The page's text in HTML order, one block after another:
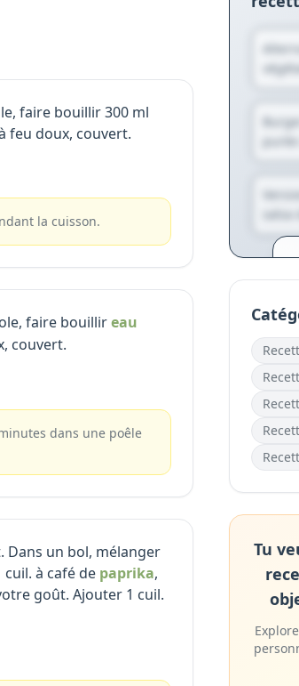
faire bouillir 300 ml
feu doux, couvert.
la cuisson.
faire bouillireau
couvert.
dans une poêle
Dans un bol, mélanger
cuil. à café de paprika,
goût. Ajouter 1 cuil.
salsa
Tu